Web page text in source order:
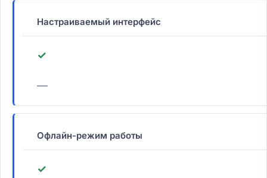
Настраиваемый интерфейс
✓
—
Офлайн-режим работы
✓